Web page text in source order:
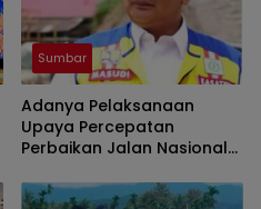
Sumbar
Adanya Pelaksanaan
Upaya Percepatan
Perbaikan Jalan Nasional
Peran Aktif Kepala Daerah